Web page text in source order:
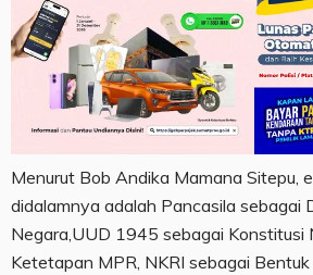
Menurut Bob Andika Mamana Sitepu,
didalamnya adalah Pancasila sebagai
Negara,UUD 1945 sebagai Konstitusi
Ketetapan MPR, NKRI sebagai